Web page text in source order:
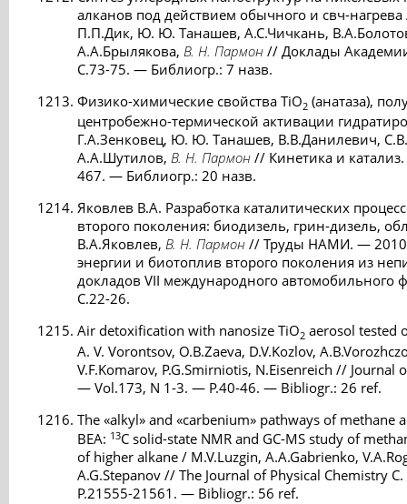
алканов под действием обычного и свч-
П.П.Дик, Ю. Ю. Танашев, А.С.Чичкань,
А.А.Брылякова, В. Н. Пармон // Доклады
С.73-75. — Библиогр.: 7 назв.
Физико-химические свойства TiO2 (анатаза),
центробежно-термической активации
Г.А.Зенковец, Ю. Ю. Танашев, В.В.Данилевич,
А.А.Шутилов, В. Н. Пармон // Кинетика и
467. — Библиогр.: 20 назв.
Яковлев В.А. Разработка каталитических
второго поколения: биодизель, грин-дизель,
В.А.Яковлев, В. Н. Пармон // Труды НАМИ. —
энергии и биотоплив второго поколения из
докладов VII международного автомобильного
С.22-26.
Air detoxification with nanosize TiO2 aerosol tested
A. V. Vorontsov, O.B.Zaeva, D.V.Kozlov,
V.F.Komarov, P.G.Smirniotis, N.Eisenreich //
— Vol.173, N 1-3. — P.40-46. — Bibliogr.: 26 ref.
The «alkyl» and «carbenium» pathways of methane
BEA: 13C solid-state NMR and GC-MS study of
of higher alkane / M.V.Luzgin, A.A.Gabrienko,
A.G.Stepanov // The Journal of Physical Chemistry
P.21555-21561. — Bibliogr.: 56 ref.